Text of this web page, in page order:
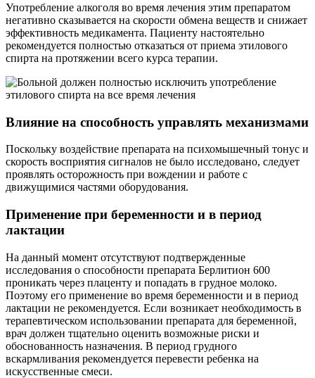
Употребление алкоголя во время лечения этим препаратом
негативно сказывается на скорости обмена веществ и снижает
эффективность медикамента. Пациенту настоятельно
рекомендуется полностью отказаться от приема этилового
спирта на протяжении всего курса терапии.
Влияние на способность управлять механизмами
Поскольку воздействие препарата на психомышечный тонус и
скорость восприятия сигналов не было исследовано, следует
проявлять осторожность при вождении и работе с
движущимися частями оборудования.
Применение при беременности и в период
лактации
На данный момент отсутствуют подтвержденные
исследования о способности препарата Берлитион 600
проникать через плаценту и попадать в грудное молоко.
Поэтому его применение во время беременности и в период
лактации не рекомендуется. Если возникает необходимость в
терапевтическом использовании препарата для беременной,
врач должен тщательно оценить возможные риски и
обоснованность назначения. В период грудного
вскармливания рекомендуется перевести ребенка на
искусственные смеси.